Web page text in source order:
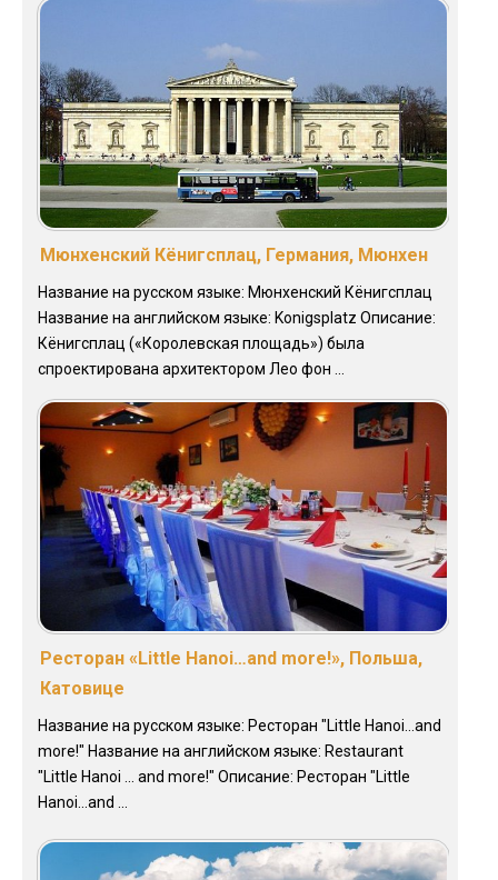
Мюнхенский Кёнигсплац, Германия, Мюнхен
Название на русском языке: Мюнхенский Кёнигсплац
Название на английском языке: Konigsplatz Описание:
Кёнигсплац («Королевская площадь») была
спроектирована архитектором Лео фон ...
Ресторан «Little Hanoi…and more!», Польша,
Катовице
Название на русском языке: Ресторан "Little Hanoi...and
more!" Название на английском языке: Restaurant
"Little Hanoi ... and more!" Описание: Ресторан "Little
Hanoi...and ...